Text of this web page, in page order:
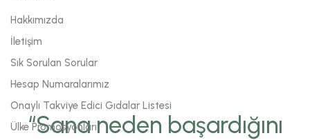
“Sana neden başardığını
Hakkımızda
İletişim
Sık Sorulan Sorular
Hesap Numaralarımız
Onaylı Takviye Edici Gıdalar Listesi
Ülke Promosyonları